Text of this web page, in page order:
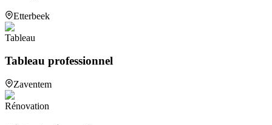
Etterbeek
Tableau
Tableau professionnel
Zaventem
Rénovation